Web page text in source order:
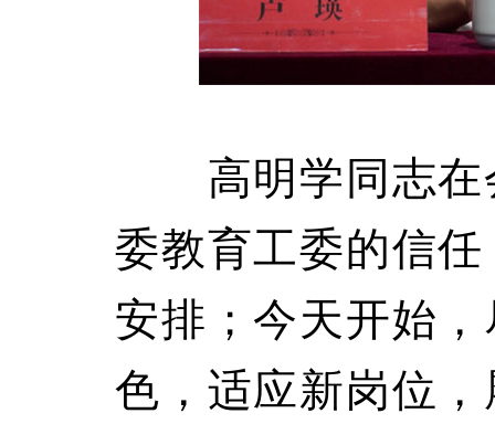
高明学同志在
委教育工委的信
安排；今天开始
色，适应新岗位